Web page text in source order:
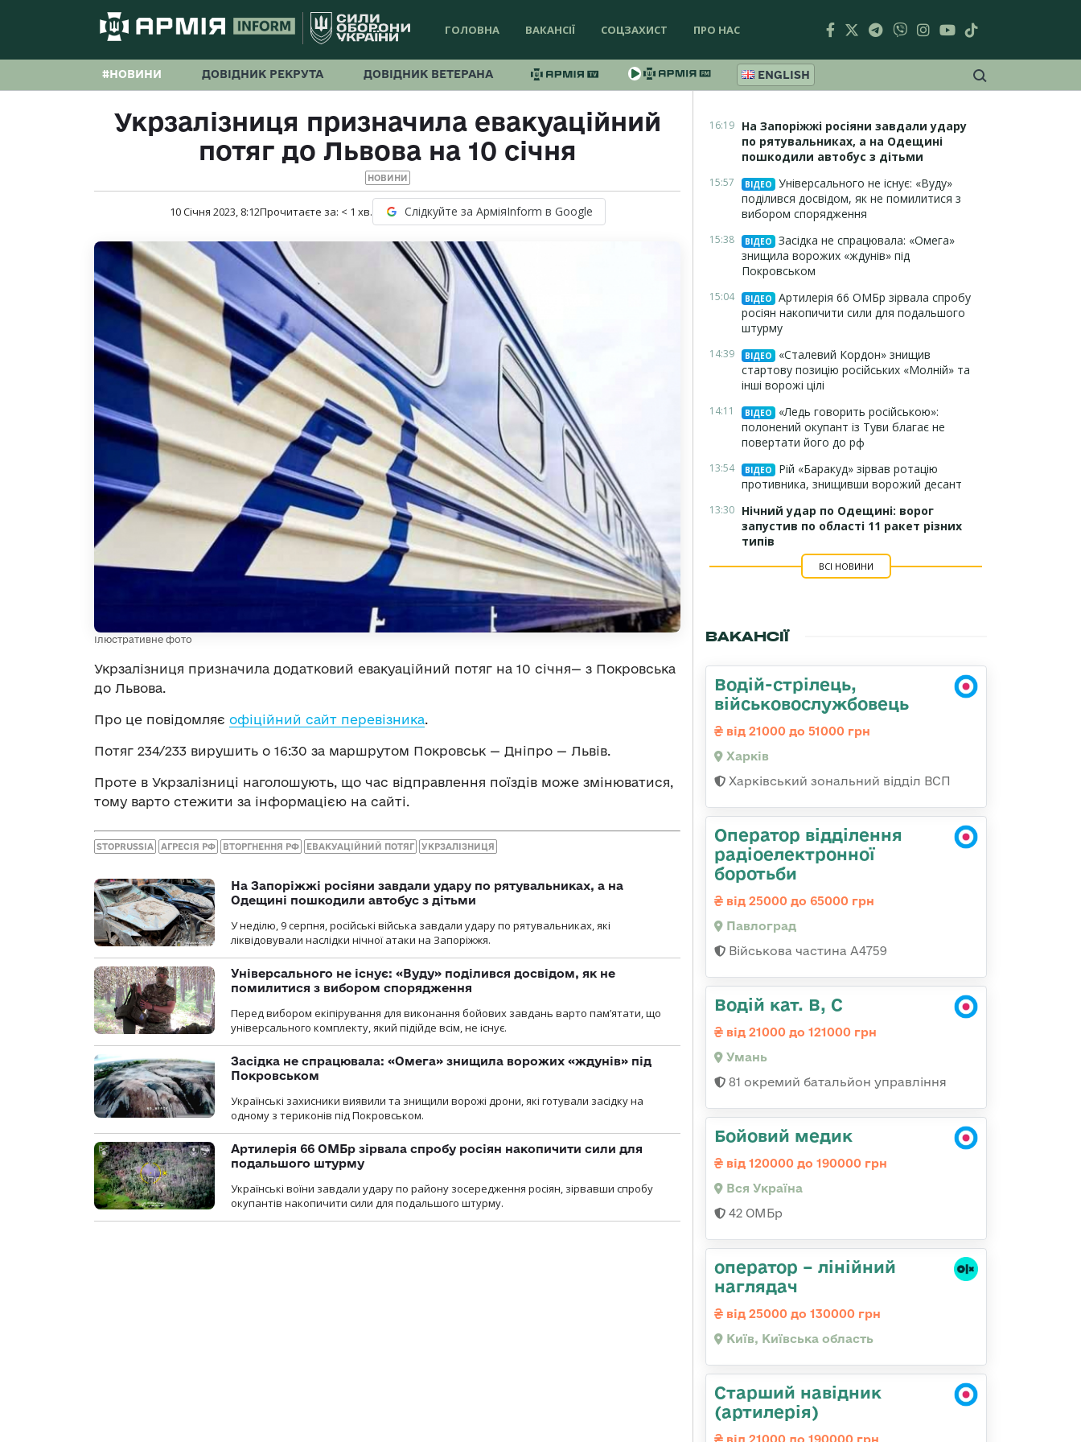
ГОЛОВНА ВАКАНСІЇ СОЦЗАХИСТ ПРО НАС
#НОВИНИ ДОВІДНИК РЕКРУТА ДОВІДНИК ВЕТЕРАНА ENGLISH
Укрзалізниця призначила евакуаційний
потяг до Львова на 10 січня
НОВИНИ
10 Січня 2023, 8:12Прочитаєте за: < 1 хв. Слідкуйте за АрміяInform в Google
Ілюстративне фото
Укрзалізниця призначила додатковий евакуаційний потяг на 10 січня— з Покровська
до Львова.
Про це повідомляє офіційний сайт перевізника.
Потяг 234/233 вирушить о 16:30 за маршрутом Покровськ — Дніпро — Львів.
Проте в Укрзалізниці наголошують, що час відправлення поїздів може змінюватися,
тому варто стежити за інформацією на сайті.
STOPRUSSIA АГРЕСІЯ РФ ВТОРГНЕННЯ РФ ЕВАКУАЦІЙНИЙ ПОТЯГ УКРЗАЛІЗНИЦЯ
На Запоріжжі росіяни завдали удару по рятувальниках, а на
Одещині пошкодили автобус з дітьми
У неділю, 9 серпня, російські війська завдали удару по рятувальниках, які
ліквідовували наслідки нічної атаки на Запоріжжя.
Універсального не існує: «Вуду» поділився досвідом, як не
помилитися з вибором спорядження
Перед вибором екіпірування для виконання бойових завдань варто пам’ятати, що
універсального комплекту, який підійде всім, не існує.
Засідка не спрацювала: «Омега» знищила ворожих «ждунів» під
Покровськом
Українські захисники виявили та знищили ворожі дрони, які готували засідку на
одному з териконів під Покровськом.
Артилерія 66 ОМБр зірвала спробу росіян накопичити сили для
подальшого штурму
Українські воїни завдали удару по району зосередження росіян, зірвавши спробу
окупантів накопичити сили для подальшого штурму.
16:19 На Запоріжжі росіяни завдали удару
по рятувальниках, а на Одещині
пошкодили автобус з дітьми
15:57 ВІДЕО
Універсального не існує: «Вуду»
поділився досвідом, як не помилитися з
вибором спорядження
15:38 ВІДЕО
Засідка не спрацювала: «Омега»
знищила ворожих «ждунів» під
Покровськом
15:04 ВІДЕО
Артилерія 66 ОМБр зірвала спробу
росіян накопичити сили для подальшого
штурму
14:39 ВІДЕО
«Сталевий Кордон» знищив
стартову позицію російських «Молній» та
інші ворожі цілі
14:11 ВІДЕО
«Ледь говорить російською»:
полонений окупант із Туви благає не
повертати його до рф
13:54 ВІДЕО
Рій «Баракуд» зірвав ротацію
противника, знищивши ворожий десант
13:30 Нічний удар по Одещині: ворог
запустив по області 11 ракет різних
типів
ВСІ НОВИНИ
ВАКАНСІЇ
Водій-стрілець,
військовослужбовець
від 21000 до 51000 грн
Харків
Харківський зональний відділ ВСП
Оператор відділення
радіоелектронної
боротьби
від 25000 до 65000 грн
Павлоград
Військова частина А4759
Водій кат. В, С
від 21000 до 121000 грн
Умань
81 окремий батальйон управління
Бойовий медик
від 120000 до 190000 грн
Вся Україна
42 ОМБр
оператор – лінійний
наглядач
від 25000 до 130000 грн
Київ, Київська область
Старший навідник
(артилерія)
від 21000 до 190000 грн